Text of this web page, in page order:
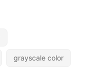
grayscale color